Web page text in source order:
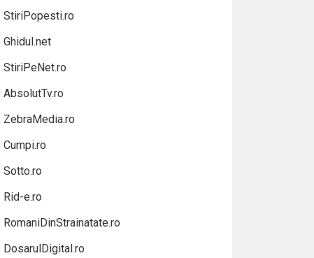
StiriPopesti.ro
Ghidul.net
StiriPeNet.ro
AbsolutTv.ro
ZebraMedia.ro
Cumpi.ro
Sotto.ro
Rid-e.ro
RomaniDinStrainatate.ro
DosarulDigital.ro